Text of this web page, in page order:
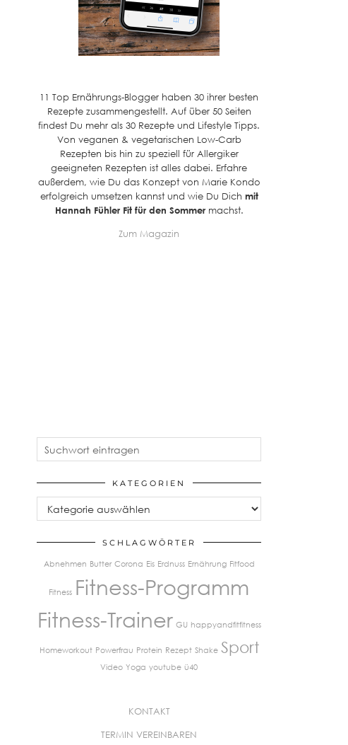
11 Top Ernährungs-Blogger haben 30 ihrer besten
Rezepte zusammengestellt. Auf über 50 Seiten
findest Du mehr als 30 Rezepte und Lifestyle Tipps.
Von veganen & vegetarischen Low-Carb
Rezepten bis hin zu speziell für Allergiker
geeigneten Rezepten ist alles dabei. Erfahre
außerdem, wie Du das Konzept von Marie Kondo
erfolgreich umsetzen kannst und wie Du Dich mit
Hannah Fühler Fit für den Sommermachst.
Zum Magazin
KATEGORIEN
SCHLAGWÖRTER
Abnehmen Butter Corona Eis Erdnuss Ernährung Fitfood
Fitness Fitness-Programm
Fitness-Trainer GU happyandfitfitness
Homeworkout Powerfrau Protein Rezept Shake Sport
Video Yoga youtube ü40
KONTAKT
TERMIN VEREINBAREN